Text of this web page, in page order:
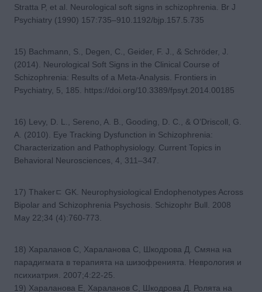
Stratta P, et al. Neurological soft signs in schizophrenia. Br J
Psychiatry (1990) 157:735–910.1192/bjp.157.5.735
15) Bachmann, S., Degen, C., Geider, F. J., & Schröder, J.
(2014). Neurological Soft Signs in the Clinical Course of
Schizophrenia: Results of a Meta-Analysis. Frontiers in
Psychiatry, 5, 185. https://doi.org/10.3389/fpsyt.2014.00185
16) Levy, D. L., Sereno, A. B., Gooding, D. C., & O’Driscoll, G.
A. (2010). Eye Tracking Dysfunction in Schizophrenia:
Characterization and Pathophysiology. Current Topics in
Behavioral Neurosciences, 4, 311–347.
17) Thakerﾧ GK. Neurophysiological Endophenotypes Across
Bipolar and Schizophrenia Psychosis. Schizophr Bull. 2008
May 22;34 (4):760-773.
18) Хараланов С, Хараланова С, Шкодрова Д. Смяна на
парадигмата в терапията на шизофренията. Неврология и
психиатрия. 2007;4:22-25.
19) Хараланова Е, Хараланов С, Шкодрова Д. Ролята на